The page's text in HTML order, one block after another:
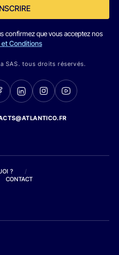
confirmez que vous acceptez nos
et Conditions
SAS. tous droits réservés.
?
/
CONTACT